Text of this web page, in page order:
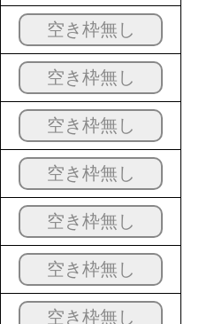
空き枠無し
空き枠無し
空き枠無し
空き枠無し
空き枠無し
空き枠無し
空き枠無し